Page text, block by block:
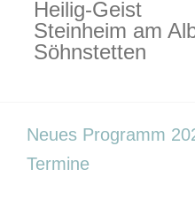
Heilig-Geist
Steinheim am
Söhnstetten
Neues Programm
Termine